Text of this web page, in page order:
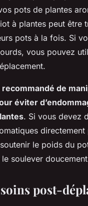
pots de plantes
à plantes peut être
pots à la fois. Si
vous pouvez
recommandé de
éviter
. Si vous devez
directement
le poids du
soulever
post-